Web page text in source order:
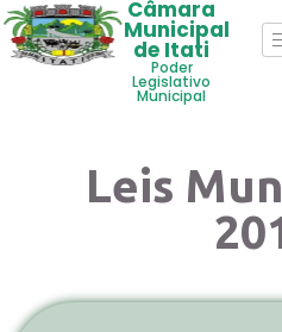
Câmara
Municipal
de Itati
Poder
Legislativo
Municipal
Leis